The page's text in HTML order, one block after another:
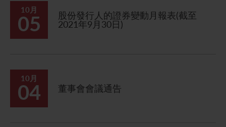
10月
05
股份發行人的證券變動月報表(截至
2021年9月30日)
10月
04 董事會會議通告